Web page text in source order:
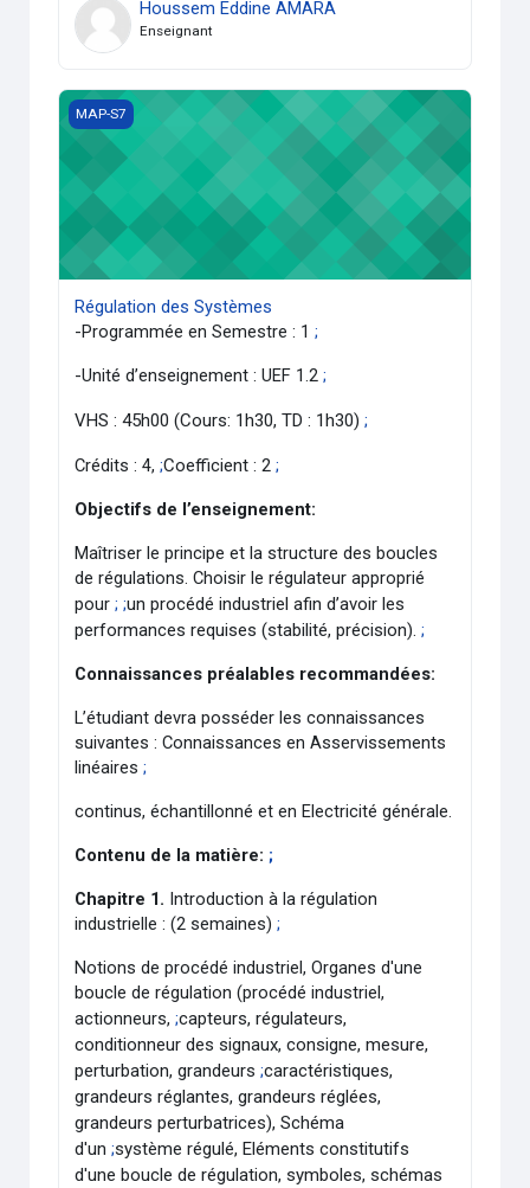
Houssem Eddine AMARA
Enseignant
Régulation des Systèmes
MAP-S7
Régulation des Systèmes
-Programmée en Semestre : 1;
-Unité d’enseignement : UEF 1.2;
VHS : 45h00 (Cours: 1h30, TD : 1h30);
Crédits : 4,;Coefficient : 2;
Objectifs de l’enseignement:
Maîtriser le principe et la structure des boucles
de régulations. Choisir le régulateur approprié
pour; ;un procédé industriel afin d’avoir les
performances requises (stabilité, précision).;
Connaissances préalables recommandées:
L’étudiant devra posséder les connaissances
suivantes : Connaissances en Asservissements
linéaires;
continus, échantillonné et en Electricité générale.
Contenu de la matière: ;
Chapitre 1. Introduction à la régulation
industrielle : (2 semaines);
Notions de procédé industriel, Organes d'une
boucle de régulation (procédé industriel,
actionneurs,;capteurs, régulateurs,
conditionneur des signaux, consigne, mesure,
perturbation, grandeurs;caractéristiques,
grandeurs réglantes, grandeurs réglées,
grandeurs perturbatrices), Schéma
d'un;système régulé, Eléments constitutifs
d'une boucle de régulation, symboles, schémas